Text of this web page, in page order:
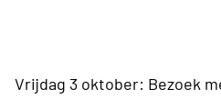
Vrijdag 3 oktober: Bezoek